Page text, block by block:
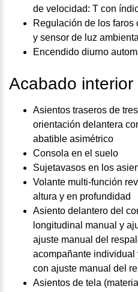
de velocidad: T con
Regulación de los faros
y sensor de luz ambiental
Encendido diurno
Acabado interior
Asientos traseros de
orientación delantera
abatible asimétrico
Consola en el suelo
Sujetavasos en los
Volante multi-función
altura y en profundidad
Asiento delantero del
longitudinal manual y
ajuste manual del
acompañante individual
con ajuste manual del
Asientos de tela